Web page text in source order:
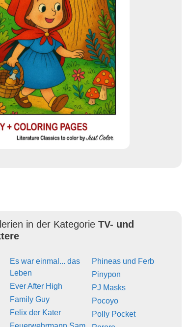
in der KategorieTV- und
Es war einmal... das
Leben
Ever After High
Family Guy
Felix der Kater
Phineas und Ferb
Pinypon
PJ Masks
Pocoyo
Polly Pocket